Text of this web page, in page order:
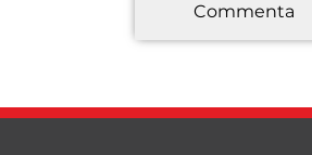
*
Commenta